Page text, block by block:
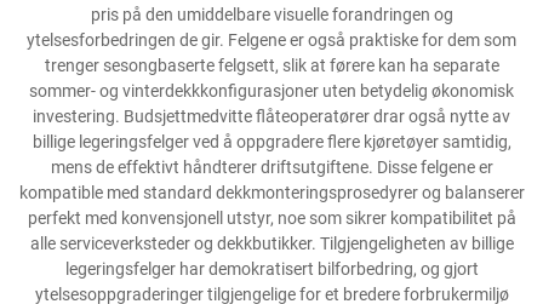
pris på den umiddelbare visuelle forandringen og
ytelsesforbedringen de gir. Felgene er også praktiske for dem som
trenger sesongbaserte felgsett, slik at førere kan ha separate
sommer- og vinterdekkkonfigurasjoner uten betydelig økonomisk
investering. Budsjettmedvitte flåteoperatører drar også nytte av
billige legeringsfelger ved å oppgradere flere kjøretøyer samtidig,
mens de effektivt håndterer driftsutgiftene. Disse felgene er
kompatible med standard dekkmonteringsprosedyrer og balanserer
perfekt med konvensjonell utstyr, noe som sikrer kompatibilitet på
alle serviceverksteder og dekkbutikker. Tilgjengeligheten av billige
legeringsfelger har demokratisert bilforbedring, og gjort
ytelsesoppgraderinger tilgjengelige for et bredere forbrukermiljø